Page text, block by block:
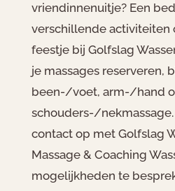
vriendinnenuitje? Een
verschillende activiteiten
feestje bij Golfslag
je massages reserveren,
been-/voet, arm-/hand
schouders-/
contact op met Golfslag
Massage & Coaching
mogelijkheden te